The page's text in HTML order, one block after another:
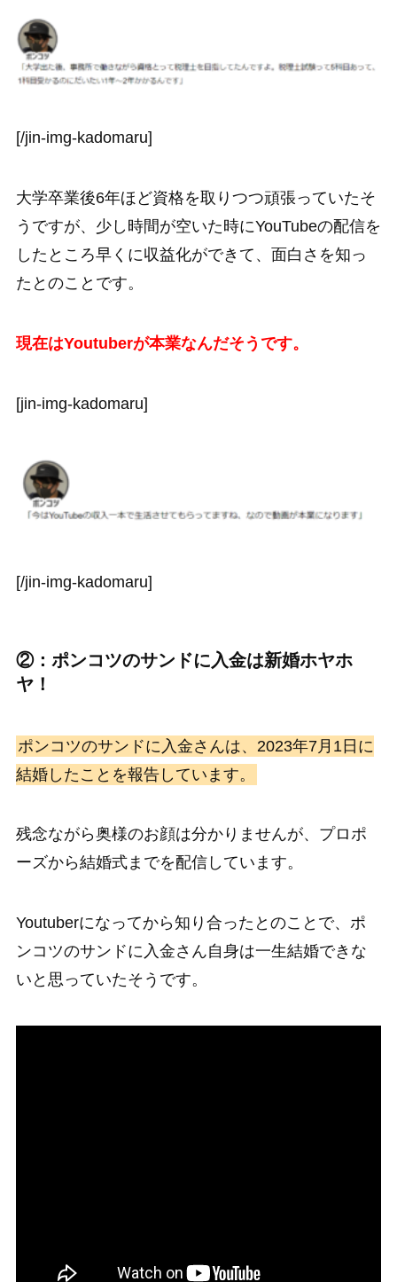
[/jin-img-kadomaru]
大学卒業後6年ほど資格を取りつつ頑張っていたそ
うですが、少し時間が空いた時にYouTubeの配信を
したところ早くに収益化ができて、面白さを知っ
たとのことです。
現在はYoutuberが本業なんだそうです。
[jin-img-kadomaru]
[/jin-img-kadomaru]
②：ポンコツのサンドに入金は新婚ホヤホ
ヤ！
ポンコツのサンドに入金さんは、2023年7月1日に
結婚したことを報告しています。
残念ながら奥様のお顔は分かりませんが、プロポ
ーズから結婚式までを配信しています。
Youtuberになってから知り合ったとのことで、ポ
ンコツのサンドに入金さん自身は一生結婚できな
いと思っていたそうです。